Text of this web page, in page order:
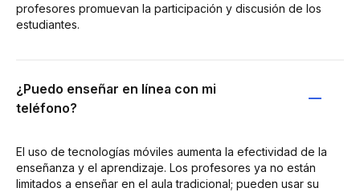
profesores promuevan la participación y discusión de los
estudiantes.
¿Puedo enseñar en línea con mi
teléfono?
El uso de tecnologías móviles aumenta la efectividad de la
enseñanza y el aprendizaje. Los profesores ya no están
limitados a enseñar en el aula tradicional; pueden usar su